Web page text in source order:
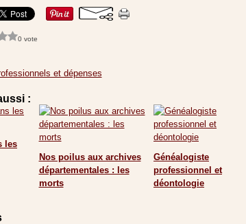
0 vote
et dépenses
:
les
Nos poilus aux archives
départementales : les
morts
Généalogiste
professionnel et
déontologie